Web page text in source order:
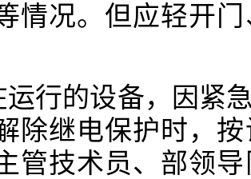
情况。但应轻开
运行的设备，因紧
除继电保护时，
管技术员、部领